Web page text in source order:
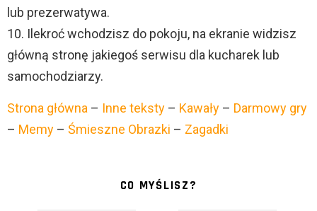
lub prezerwatywa.
10. Ilekroć wchodzisz do pokoju, na ekranie widzisz
główną stronę jakiegoś serwisu dla kucharek lub
samochodziarzy.
Strona główna – Inne teksty – Kawały – Darmowy gry
– Memy – Śmieszne Obrazki – Zagadki
CO MYŚLISZ?